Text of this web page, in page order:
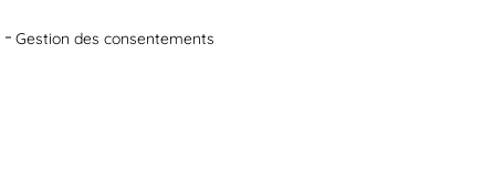
Gestion des consentements